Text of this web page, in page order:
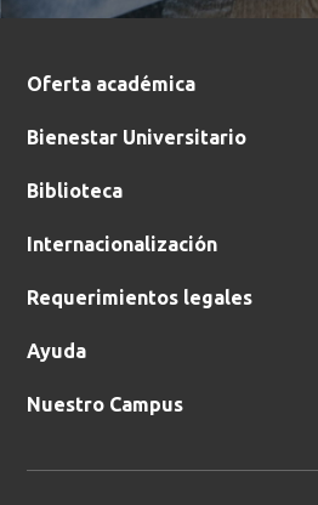
Oferta académica
Bienestar Universitario
Biblioteca
Internacionalización
Requerimientos legales
Ayuda
Nuestro Campus